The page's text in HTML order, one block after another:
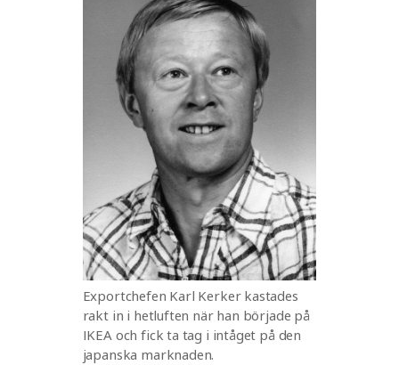
Exportchefen Karl Kerker kastades
rakt in i hetluften när han började på
IKEA och fick ta tag i intåget på den
japanska marknaden.